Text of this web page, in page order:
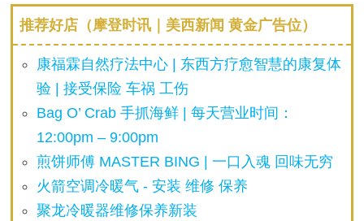
i
d
e
o
推荐好店（摩登时讯｜美西新闻 黄金广告位）
康福霖自然疗法中心 | 东西方疗愈智慧的康复体
验 | 接受保险 车祸 工伤
Bag O’ Crab 手抓海鲜 | 每天营业时间：
12:00pm – 9:00pm
煎饼师傅 MASTER BING | 一口入魂 回味无穷
火箭空调冷暖气 - 安装 维修 保养
聚龙冷暖器维修保养新装